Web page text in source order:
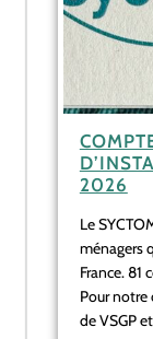
2026
Le
ménagers
France. 81
Pour notre
de VSGP